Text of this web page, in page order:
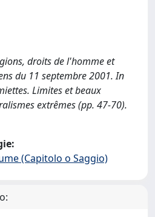
droits de l'homme et
du 11 septembre 2001. In
Limites et beaux
extrêmes (pp. 47-70).
(Capitolo o Saggio)